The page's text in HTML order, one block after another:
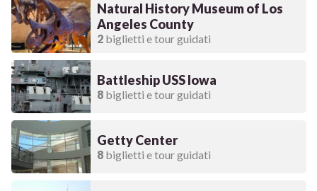
Natural History Museum of Los
Angeles County
2biglietti e tour guidati
Battleship USS Iowa
8biglietti e tour guidati
Getty Center
8biglietti e tour guidati